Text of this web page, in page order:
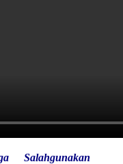
Salahgunakan